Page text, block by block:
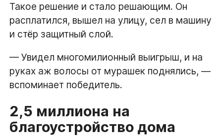
Такое решение и стало решающим. Он
расплатился, вышел на улицу, сел в машину
и стёр защитный слой.
— Увидел многомилионный выигрыш, и на
руках аж волосы от мурашек поднялись, —
вспоминает победитель.
2,5 миллиона на
благоустройство дома